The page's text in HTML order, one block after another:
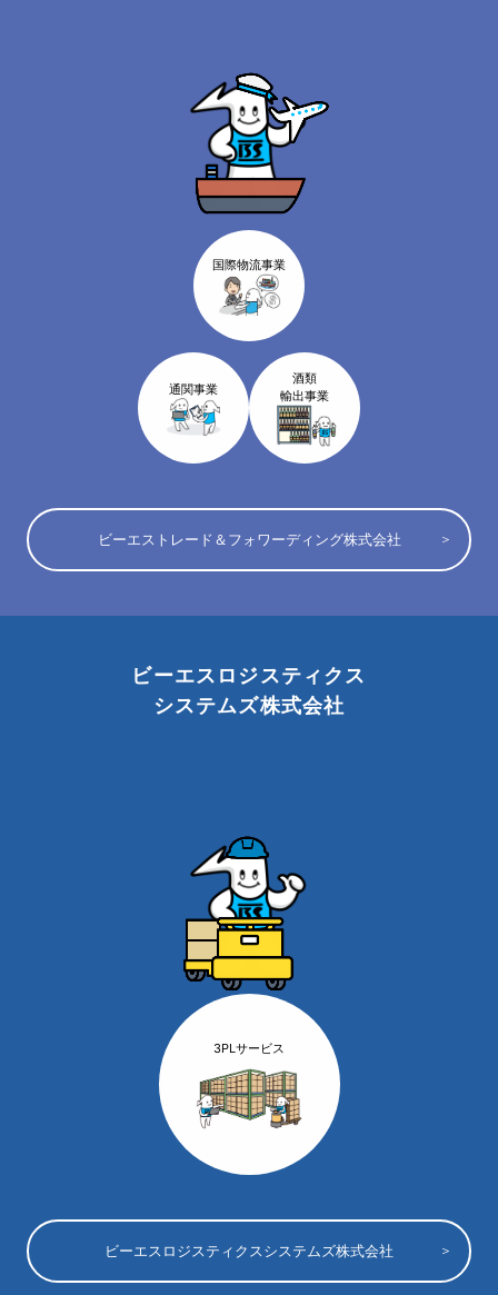
国際物流事業
通関事業
酒類
輸出事業
ビーエストレード＆フォワーディング株式会社
ビーエスロジスティクス
システムズ株式会社
3PLサービス
ビーエスロジスティクスシステムズ株式会社